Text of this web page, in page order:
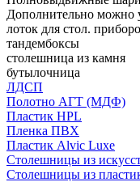
Дополнительно можно
лоток для стол.
тандембоксы
столешница из камня
бутылочница
ЛДСП
Полотно АГТ (МДФ)
Пластик HPL
Пленка ПВХ
Пластик Alvic Luxe
Столешницы из
Столешницы из